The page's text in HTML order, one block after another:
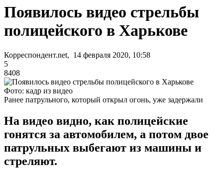
Появилось видео стрельбы
полицейского в Харькове
Корреспондент.net, 14 февраля 2020, 10:58
5
8408
Фото: кадр из видео
Ранее патрульного, который открыл огонь, уже задержали
На видео видно, как полицейские
гонятся за автомобилем, а потом двое
патрульных выбегают из машины и
стреляют.